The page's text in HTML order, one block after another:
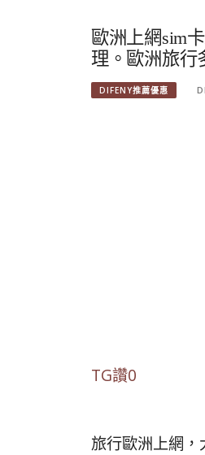
歐洲上網sim
理。歐洲旅行
DIFENY推薦優惠
TG讚0
旅行歐洲上網